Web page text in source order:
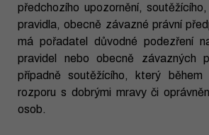
předchozího upozornění,
pravidla, obecně závazné právní
má pořadatel důvodné podezření
pravidel nebo obecně závazných
případně soutěžícího, který
rozporu s dobrými mravy či
osob.